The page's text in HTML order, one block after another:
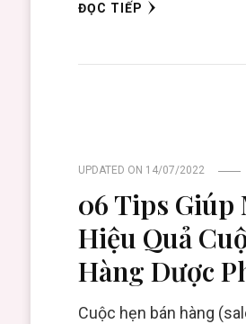
ĐỌC TIẾP
UPDATED ON 14/07/2022
06 Tips
Hiệu Quả
Hàng Dược
Cuộc hẹn bán hàng